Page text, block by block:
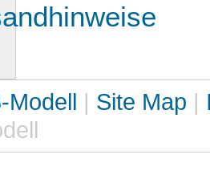
Modell | Site Map |